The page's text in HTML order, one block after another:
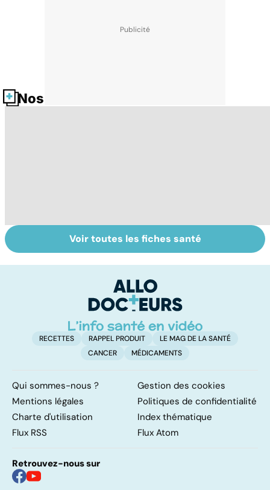
Nos fiches santé
Le tramadol, un
médicament à
Le mystère de la
fibromyalgie
Voir toutes les fiches santé
RECETTES RAPPEL PRODUIT
LE MAG DE LA SANTÉ
CANCER
MÉDICAMENTS
Qui sommes-nous ?
Gestion des cookies
Mentions légales
Politiques de confidentialité
Charte d'utilisation
Index thématique
Flux RSS
Flux Atom
Retrouvez-nous sur